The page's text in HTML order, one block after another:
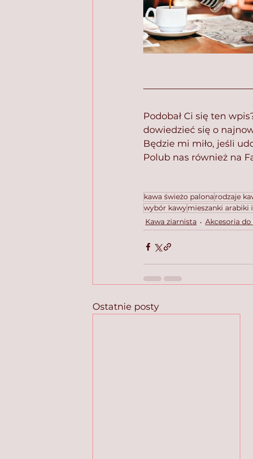
Podobał Ci się ten
dowiedzieć się o
Będzie mi miło, jeśli
Polub nas również na
kawa świeżo palona rodzaje
wybór kawymieszanki arabiki
Kawa ziarnista
Akcesoria
Ostatnie posty